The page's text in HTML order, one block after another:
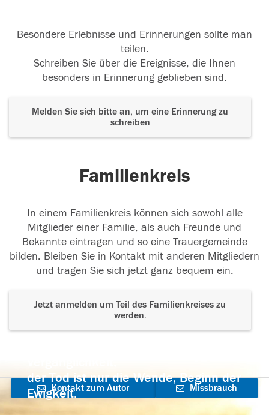
Besondere Erlebnisse und Erinnerungen sollte man
teilen.
Schreiben Sie über die Ereignisse, die Ihnen
besonders in Erinnerung geblieben sind.
Melden Sie sich bitte an, um eine Erinnerung zu
schreiben
Familienkreis
In einem Familienkreis können sich sowohl alle
Mitglieder einer Familie, als auch Freunde und
Bekannte eintragen und so eine Trauergemeinde
bilden. Bleiben Sie in Kontakt mit anderen Mitgliedern
und tragen Sie sich jetzt ganz bequem ein.
Jetzt anmelden um Teil des Familienkreises zu
werden.
der Tod ist nur die Wende, Beginn der
Ewigkeit.
Kontakt zum Autor
aufnehmen
Missbrauch